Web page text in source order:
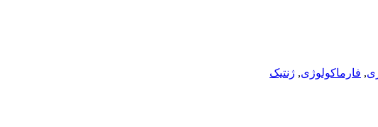
, فارماکولوژی, ژنتیک